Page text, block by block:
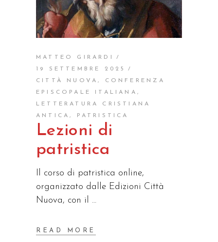
MATTEO GIRARDI
19 SETTEMBRE 2025
CITTÀ NUOVA,
CONFERENZA
EPISCOPALE ITALIANA ,
LETTERATURA CRISTIANA
ANTICA, PATRISTICA
Lezioni di
patristica
Il corso di patristica online,
organizzato dalle Edizioni Città
Nuova, con il
READ MORE